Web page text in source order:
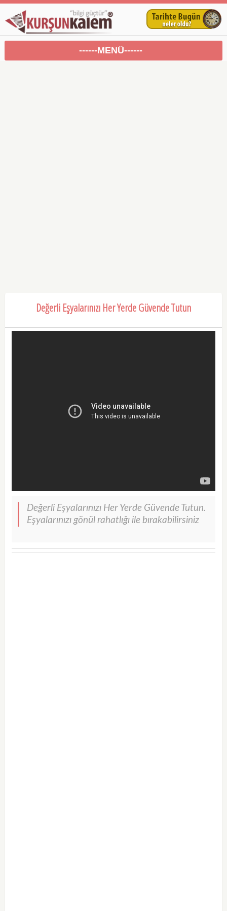
------MENÜ------
Değerli Eşyalarınızı Her Yerde Güvende Tutun
Değerli Eşyalarınızı Her Yerde Güvende Tutun.
Eşyalarınızı gönül rahatlığı ile bırakabilirsiniz